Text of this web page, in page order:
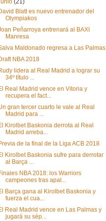
(21)
Blatt es nuevo entrenador del
Olympiakos
Peñarroya entrenará al BAXI
Manresa
Maldonado regresa a Las Palmas
NBA 2018
lidera al Real Madrid a lograr su
34º título ...
Real Madrid vence en Vitoria y
recupera el fact...
gran tercer cuarto le vale al Real
Madrid para ...
Kirolbet Baskonia derrota al Real
Madrid arreba...
de la final de la Liga ACB 2018
Kirolbet Baskonia sufre para derrotar
al Barça ...
NBA 2018: los Warriors
campeones tras apal...
Barça gana al Kirolbet Baskonia y
fuerza el cua...
Real Madrid vence en Las Palmas y
jugará su sép...